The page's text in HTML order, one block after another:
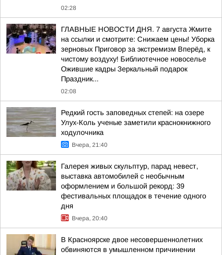
02:28
ГЛАВНЫЕ НОВОСТИ ДНЯ. 7 августа Жмите
на ссылки и смотрите: Снижаем цены! Уборка
зерновых Приговор за экстремизм Вперёд, к
чистому воздуху! Библиотечное новоселье
Ожившие кадры Зеркальный подарок
Праздник...
02:08
Редкий гость заповедных степей: на озере
Улух-Коль ученые заметили краснокнижного
ходулочника
Вчера, 21:40
Галерея живых скульптур, парад невест,
выставка автомобилей с необычным
оформлением и большой рекорд: 39
фестивальных площадок в течение одного
дня
Вчера, 20:40
В Красноярске двое несовершеннолетних
обвиняются в умышленном причинении